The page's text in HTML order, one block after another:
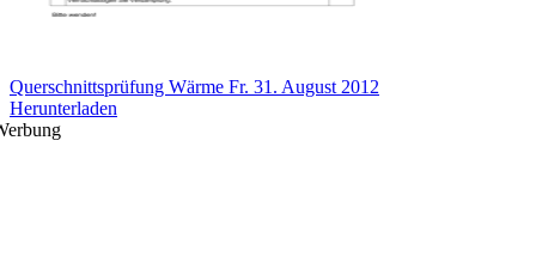
Querschnittsprüfung Wärme Fr. 31. August 2012
Herunterladen